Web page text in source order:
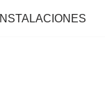
INSTALACIONES